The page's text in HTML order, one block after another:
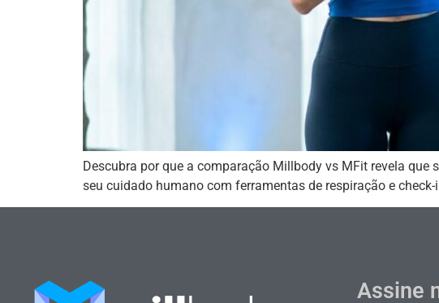
Descubra por que a comparação Millbody vs MFit revela
seu cuidado humano com ferramentas de respiração e
Assine